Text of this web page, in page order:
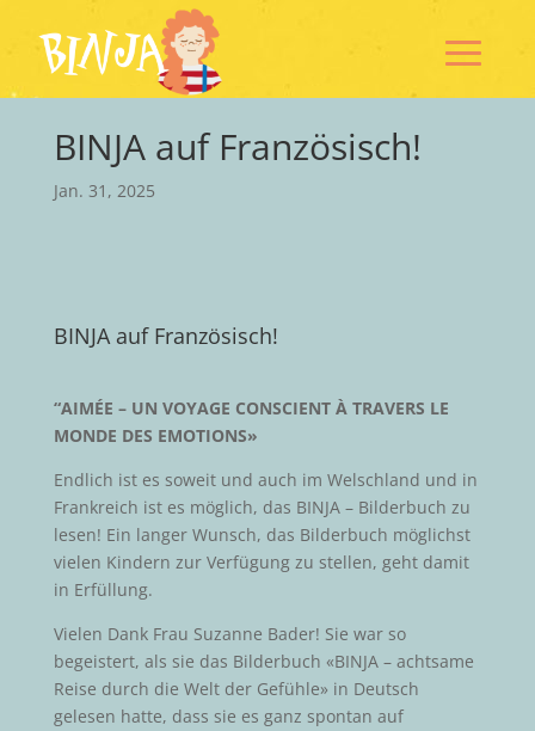
BINJA auf Französisch!
Jan. 31, 2025
BINJA auf Französisch!
“AIMÉE – UN VOYAGE CONSCIENT À TRAVERS LE
MONDE DES EMOTIONS»
Endlich ist es soweit und auch im Welschland und in
Frankreich ist es möglich, das BINJA – Bilderbuch zu
lesen! Ein langer Wunsch, das Bilderbuch möglichst
vielen Kindern zur Verfügung zu stellen, geht damit
in Erfüllung.
Vielen Dank Frau Suzanne Bader! Sie war so
begeistert, als sie das Bilderbuch «BINJA – achtsame
Reise durch die Welt der Gefühle» in Deutsch
gelesen hatte, dass sie es ganz spontan auf